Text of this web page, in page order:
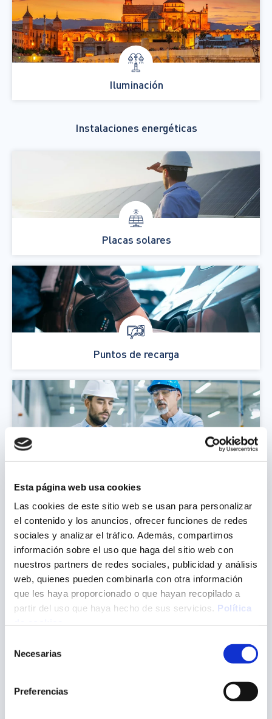
Esta página web usa cookies
Las cookies de este sitio web se usan para personalizar
el contenido y los anuncios, ofrecer funciones de redes
sociales y analizar el tráfico. Además, compartimos
información sobre el uso que haga del sitio web con
nuestros partners de redes sociales, publicidad y análisis
web, quienes pueden combinarla con otra información
que les haya proporcionado o que hayan recopilado a
partir del uso que haya hecho de sus servicios. Política
Necesarias
Preferencias
Iluminación
Instalaciones energéticas
Placas solares
Puntos de recarga
Otros servicios
CCTV